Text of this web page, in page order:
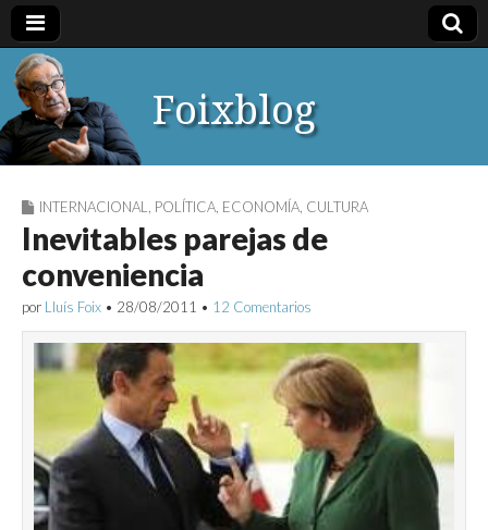
Foixblog
INTERNACIONAL POLÍTICA ECONOMÍA CULTURA
Inevitables parejas de
conveniencia
por Lluís Foix • 28/08/2011 • 12 Comentarios